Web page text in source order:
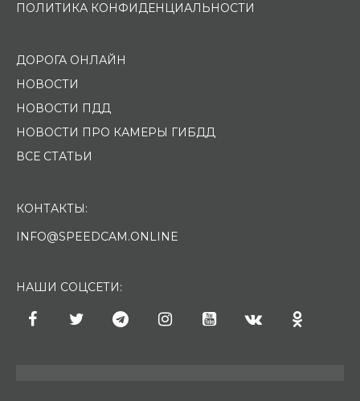
ПОЛИТИКА КОНФИДЕНЦИАЛЬНОСТИ
ДОРОГА ОНЛАЙН
НОВОСТИ
НОВОСТИ ПДД
НОВОСТИ ПРО КАМЕРЫ ГИБДД
ВСЕ СТАТЬИ
КОНТАКТЫ:
INFO@SPEEDCAM.ONLINE
НАШИ СОЦСЕТИ: